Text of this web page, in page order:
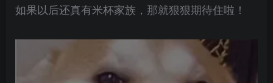
如果以后还真有米杯家族，那就狠狠期待住啦！